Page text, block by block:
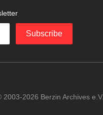
Subscribe
2003-2026 Berzin Archives e.V.